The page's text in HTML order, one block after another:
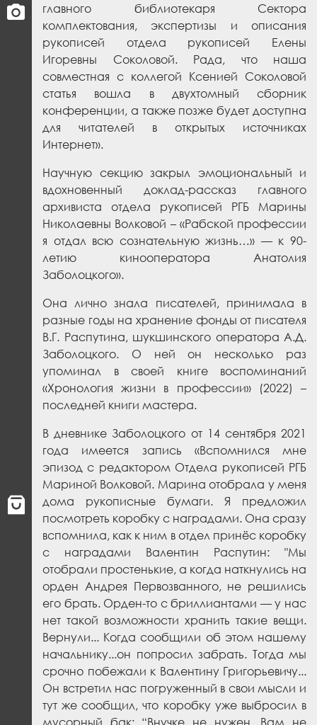
главного библиотекаря Сектора
комплектования, экспертизы и описания
рукописей отдела рукописей Елены
Игоревны Соколовой. Рада, что наша
совместная с коллегой Ксенией Соколовой
статья вошла в двухтомный сборник
конференции, а также позже будет доступна
для читателей в открытых источниках
Интернет».
Научную секцию закрыл эмоциональный и
вдохновенный доклад-рассказ главного
архивиста отдела рукописей РГБ Марины
Николаевны Волковой – «Рабской профессии
я отдал всю сознательную жизнь…» — к 90-
летию кинооператора Анатолия
Заболоцкого».
Она лично знала писателей, принимала в
разные годы на хранение фонды от писателя
В.Г. Распутина, шукшинского оператора А.Д.
Заболоцкого. О ней он несколько раз
упоминал в своей книге воспоминаний
«Хронология жизни в профессии» (2022) –
последней книги мастера.
В дневнике Заболоцкого от 14 сентября 2021
года имеется запись «Вспомнился мне
эпизод с редактором Отдела рукописей РГБ
Мариной Волковой. Марина отобрала у меня
дома рукописные бумаги. Я предложил
посмотреть коробку с наградами. Она сразу
вспомнила, как к ним в отдел принёс коробку
с наградами Валентин Распутин: "Мы
отобрали простенькие, а когда наткнулись на
орден Андрея Первозванного, не решились
его брать. Орден-то с бриллиантами — у нас
нет такой возможности хранить такие вещи.
Вернули... Когда сообщили об этом нашему
начальнику...он попросил забрать. Тогда мы
срочно побежали к Валентину Григорьевичу...
Он встретил нас погруженный в свои мысли и
тут же сообщил, что коробку уже выбросил в
мусорный бак: “Внучке не нужен, Вам не